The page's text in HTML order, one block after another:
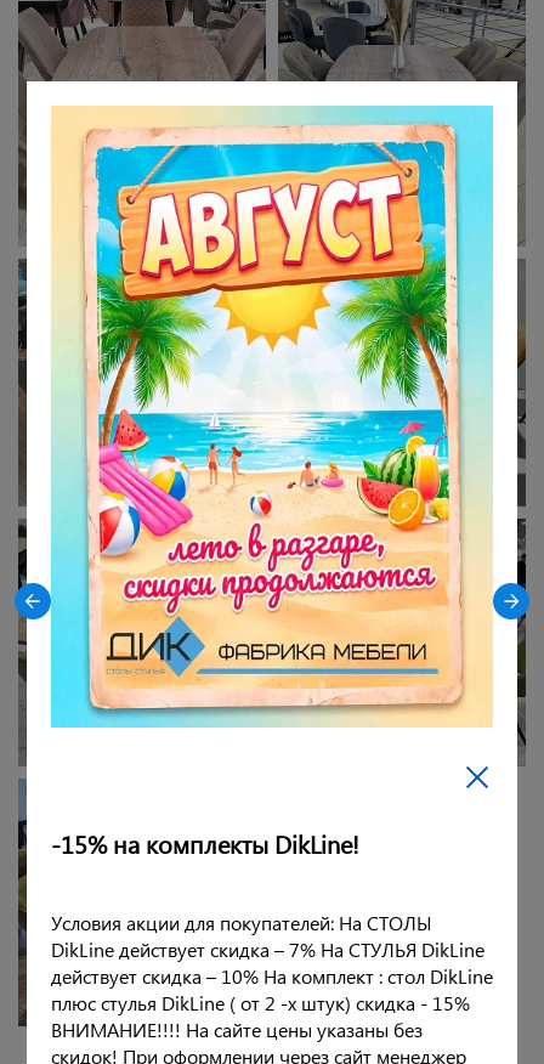
-15% на комплекты DikLine!
Условия акции для покупателей: На СТОЛЫ
DikLine действует скидка – 7% На СТУЛЬЯ DikLine
действует скидка – 10% На комплект : стол DikLine
плюс стулья DikLine ( от 2 -х штук) скидка - 15%
ВНИМАНИЕ!!!! На сайте цены указаны без
скидок! При оформлении через сайт менеджер